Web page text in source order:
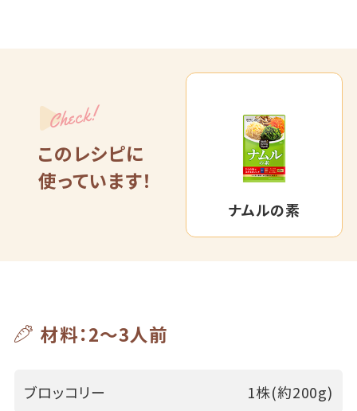
Check!
このレシピに
使っています！
ナムルの素
材料：2～3人前
ブロッコリー 1株(約200g)